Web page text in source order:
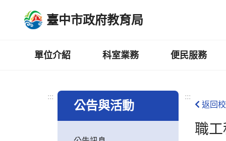
臺中市政府教育局
單位介紹 科室業務 便民服務
:::
公告與活動
:::
返回
職